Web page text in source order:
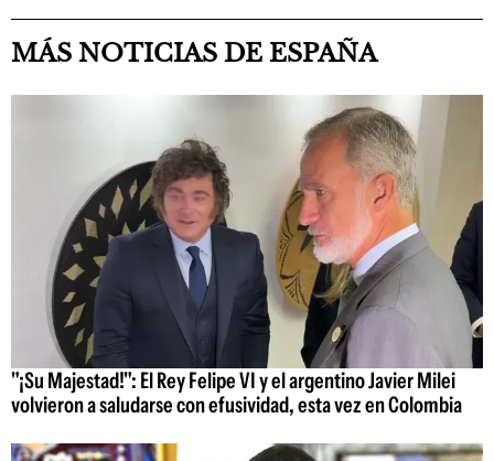
MÁS NOTICIAS DE ESPAÑA
"¡Su Majestad!": El Rey Felipe VI y el argentino Javier Milei
volvieron a saludarse con efusividad, esta vez en Colombia